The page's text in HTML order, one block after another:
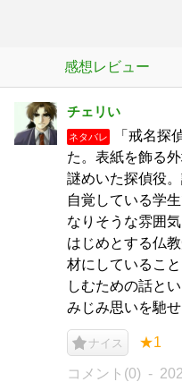
感想レビュー
チェリい
ネタバレ
「戒名探
た。表紙を飾る
謎めいた探偵役
自覚している学
なりそうな雰囲
はじめとする仏
材にしているこ
しむための話と
みじみ思いを馳
ナイス ★1
コメント(0)